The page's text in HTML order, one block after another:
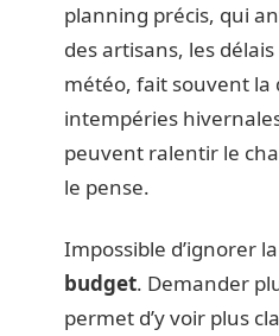
planning précis, qui
des artisans, les
météo, fait souvent la
intempéries
peuvent ralentir le
le pense.
Impossible d’ignorer
budget. Demander
permet d’y voir plus